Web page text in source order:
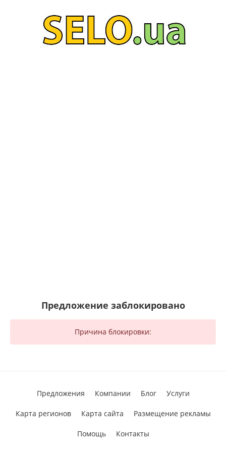
Предложение заблокировано
Причина блокировки:
Предложения Компании Блог Услуги
Карта регионов Карта сайта Размещение рекламы
Помощь Контакты